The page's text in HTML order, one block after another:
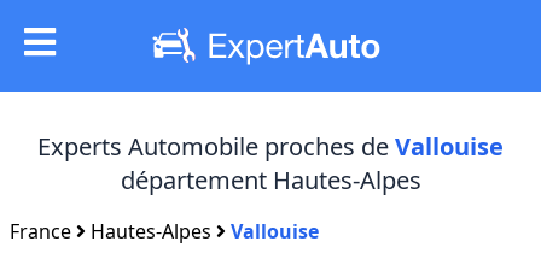
Experts Automobile proches deVallouise
département Hautes-Alpes
France Hautes-Alpes Vallouise